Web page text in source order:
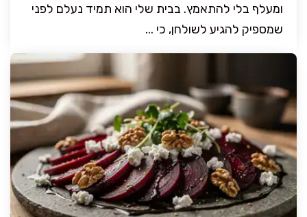
ומעלף בלי להתאמץ. בבית שלי הוא תמיד נעלם לפני
שמספיק להגיע לשולחן, כי ...